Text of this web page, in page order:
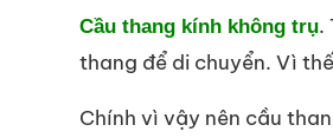
Cầu thang kính không trụ.
thang để di chuyển. Vì
Chính vì vậy nên cầu